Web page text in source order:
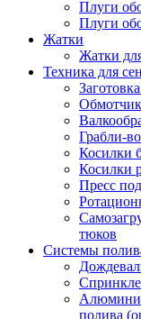
Плуги
Плуги
Жатки
Жатки
Техника для
Грабли-
Косилки
Косилки
Пресс
тюков
Системы
полива